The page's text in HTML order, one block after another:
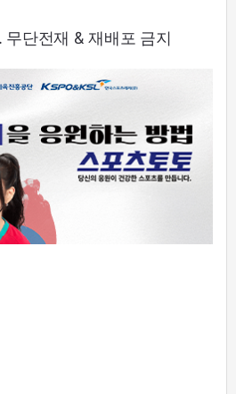
단전재 & 재배포 금지